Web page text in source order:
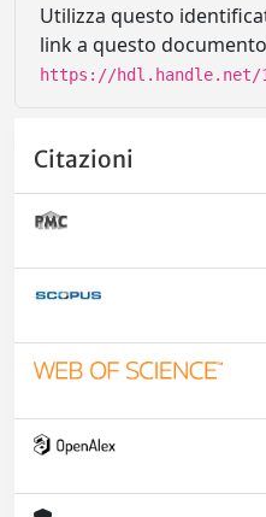
Utilizza questo
link a questo
https://hdl.handle.net/
Citazioni